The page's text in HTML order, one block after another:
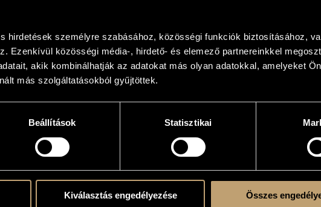
hirdetések személyre szabásához, közösségi funkciók biztosításához,
Ezenkívül közösségi média-, hirdető- és elemező partnereinkkel
akik kombinálhatják az adatokat más olyan adatokkal, amelyeket
más szolgáltatásokból gyűjtöttek.
Beállítások Statisztikai
Kiválasztás engedélyezése Összes
percussion
CÍM
(Gyászzene) Tegnap gróf halála... - Olach
50b-51a, 53b-54a)
3 tánc (Viet. 7b-8a, 55b-56b)
Alia (chorea) (Viet. 48b-49a, 51b-52a)
Hermann
Allemande e Tripla (Banchetto Musicale 1617)
Ballet (Terpsichore 1612)